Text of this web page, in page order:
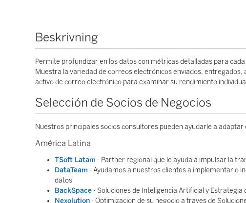
Beskrivning
Permite profundizar en los datos con métricas detalladas para
Muestra la variedad de correos electrónicos enviados,
activo de correo electrónico para examinar su rendimiento
Selección de Socios de Negocios
Nuestros principales socios consultores pueden ayudarle a
América Latina
TSoft Latam - Partner regional que le ayuda a impulsar la
DataTeam - Ayudamos a nuestros clientes a implementar o
datos
BackSpace - Soluciones de Inteligencia Artificial y Estrategia
Nexolution - Optimizacion de su negocio a traves de